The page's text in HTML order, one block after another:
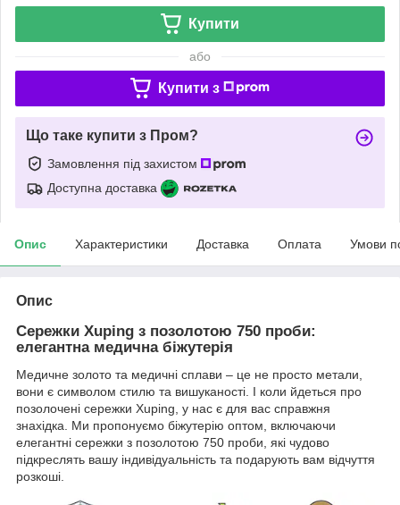
Купити
або
Купити з
Що таке купити з Пром?
Замовлення під захистом
Доступна доставка
Опис Характеристики Доставка Оплата Умови
Опис
Сережки Xuping з позолотою 750 проби:
елегантна медична біжутерія
Медичне золото та медичні сплави – це не просто метали,
вони є символом стилю та вишуканості. І коли йдеться про
позолочені сережки Xuping, у нас є для вас справжня
знахідка. Ми пропонуємо біжутерію оптом, включаючи
елегантні сережки з позолотою 750 проби, які чудово
підкреслять вашу індивідуальність та подарують вам відчуття
розкоші.